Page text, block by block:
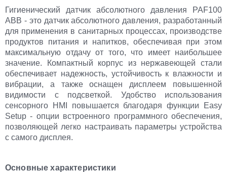
Гигиенический датчик абсолютного давления PAF100
ABB - это датчик абсолютного давления, разработанный
для применения в санитарных процессах, производстве
продуктов питания и напитков, обеспечивая при этом
максимальную отдачу от того, что имеет наибольшее
значение. Компактный корпус из нержавеющей стали
обеспечивает надежность, устойчивость к влажности и
вибрации, а также оснащен дисплеем повышенной
видимости с подсветкой. Удобство использования
сенсорного HMI повышается благодаря функции Easy
Setup - опции встроенного программного обеспечения,
позволяющей легко настраивать параметры устройства
с самого дисплея.
Основные характеристики